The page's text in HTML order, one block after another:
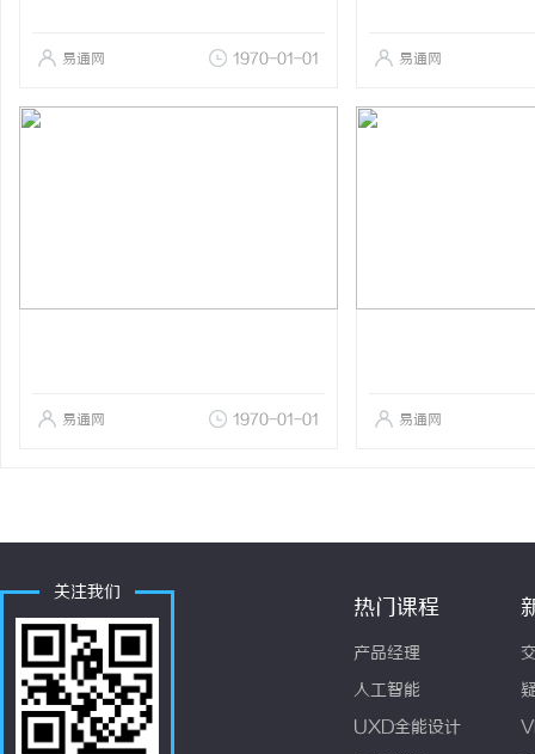
易通网 1970-01-01 易通网
易通网 1970-01-01 易通网
关注我们
热门课程
产品经理
人工智能
UXD全能设计